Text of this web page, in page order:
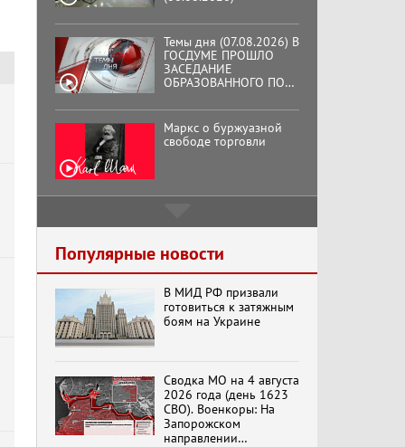
Темы дня (07.08.2026) В
ГОСДУМЕ ПРОШЛО
ЗАСЕДАНИЕ
ОБРАЗОВАННОГО ПО
ОБЩЕСТВЕННОГО
КОМИТЕТА ЗА
ОСВОБОЖДЕНИЕ
ПРЕЗИДЕНТА
Маркс о буржуазной
свободе торговли
кооператор
Хук слева: «Что и
требовалось доказать!»
(07.08.2026)
Бренды Советской
эпохи "Гжель"
Популярные новости
В МИД РФ призвали
готовиться к затяжным
боям на Украине
Сводка МО на 4 августа
2026 года (день 1623
СВО). Военкоры: На
Запорожском
направлении